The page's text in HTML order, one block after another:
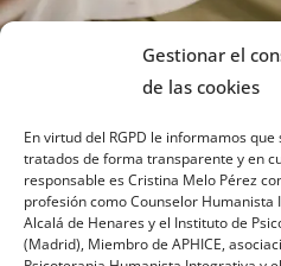
Gestionar el
de las cookies
En virtud del RGPD le informamos
tratados de forma transparente y en
responsable es Cristina Melo Pérez
profesión como Counselor
Alcalá de Henares y el Instituto de
(Madrid), Miembro de APHICE,
Sobre mi